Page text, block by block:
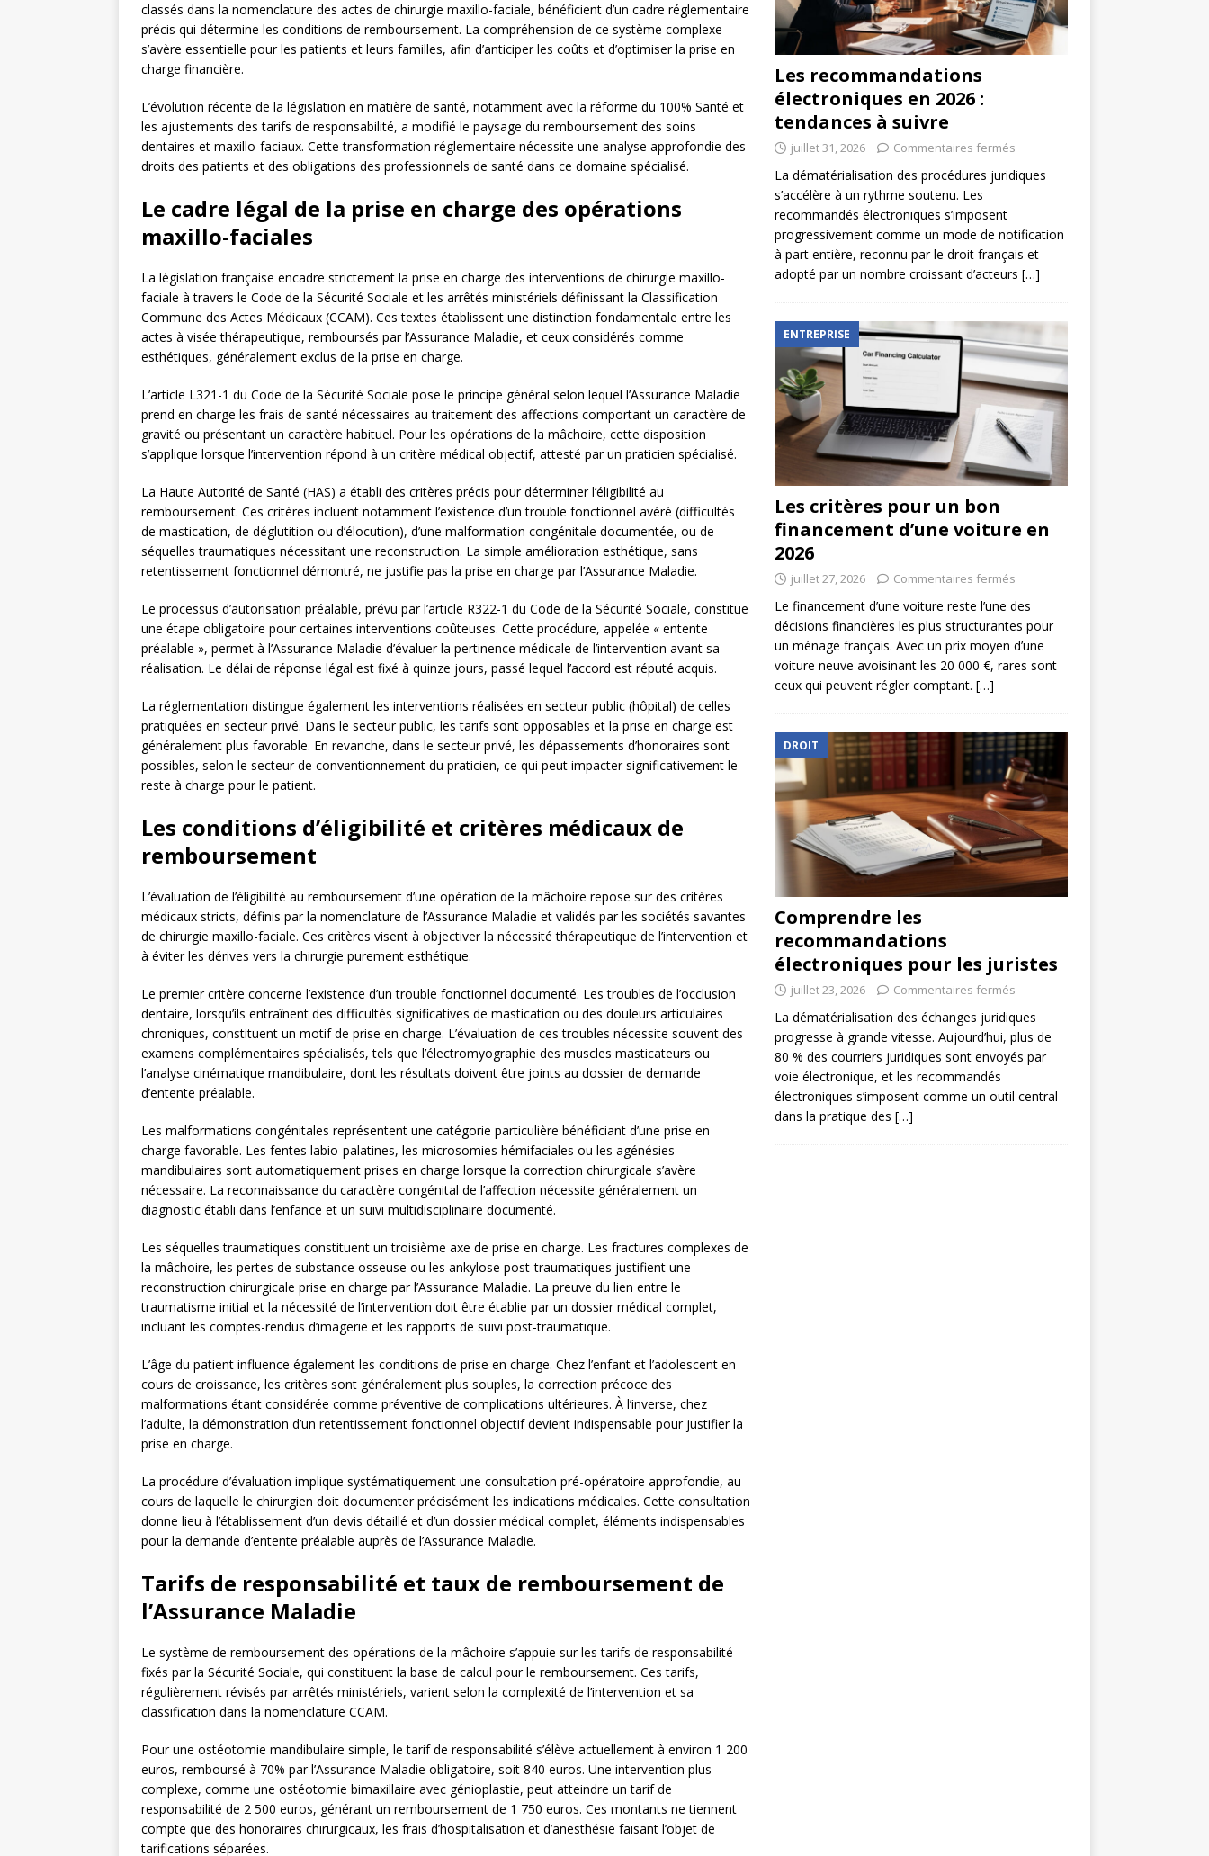
classés dans la nomenclature des actes de chirurgie maxillo-faciale, bénéficient d’un cadre réglementaire
précis qui détermine les conditions de remboursement. La compréhension de ce système complexe
s’avère essentielle pour les patients et leurs familles, afin d’anticiper les coûts et d’optimiser la prise en
charge financière.
L’évolution récente de la législation en matière de santé, notamment avec la réforme du 100% Santé et
les ajustements des tarifs de responsabilité, a modifié le paysage du remboursement des soins
dentaires et maxillo-faciaux. Cette transformation réglementaire nécessite une analyse approfondie des
droits des patients et des obligations des professionnels de santé dans ce domaine spécialisé.
Le cadre légal de la prise en charge des opérations
maxillo-faciales
La législation française encadre strictement la prise en charge des interventions de chirurgie maxillo-
faciale à travers le Code de la Sécurité Sociale et les arrêtés ministériels définissant la Classification
Commune des Actes Médicaux (CCAM). Ces textes établissent une distinction fondamentale entre les
actes à visée thérapeutique, remboursés par l’Assurance Maladie, et ceux considérés comme
esthétiques, généralement exclus de la prise en charge.
L’article L321-1 du Code de la Sécurité Sociale pose le principe général selon lequel l’Assurance Maladie
prend en charge les frais de santé nécessaires au traitement des affections comportant un caractère de
gravité ou présentant un caractère habituel. Pour les opérations de la mâchoire, cette disposition
s’applique lorsque l’intervention répond à un critère médical objectif, attesté par un praticien spécialisé.
La Haute Autorité de Santé (HAS) a établi des critères précis pour déterminer l’éligibilité au
remboursement. Ces critères incluent notamment l’existence d’un trouble fonctionnel avéré (difficultés
de mastication, de déglutition ou d’élocution), d’une malformation congénitale documentée, ou de
séquelles traumatiques nécessitant une reconstruction. La simple amélioration esthétique, sans
retentissement fonctionnel démontré, ne justifie pas la prise en charge par l’Assurance Maladie.
Le processus d’autorisation préalable, prévu par l’article R322-1 du Code de la Sécurité Sociale, constitue
une étape obligatoire pour certaines interventions coûteuses. Cette procédure, appelée « entente
préalable », permet à l’Assurance Maladie d’évaluer la pertinence médicale de l’intervention avant sa
réalisation. Le délai de réponse légal est fixé à quinze jours, passé lequel l’accord est réputé acquis.
La réglementation distingue également les interventions réalisées en secteur public (hôpital) de celles
pratiquées en secteur privé. Dans le secteur public, les tarifs sont opposables et la prise en charge est
généralement plus favorable. En revanche, dans le secteur privé, les dépassements d’honoraires sont
possibles, selon le secteur de conventionnement du praticien, ce qui peut impacter significativement le
reste à charge pour le patient.
Les conditions d’éligibilité et critères médicaux de
remboursement
L’évaluation de l’éligibilité au remboursement d’une opération de la mâchoire repose sur des critères
médicaux stricts, définis par la nomenclature de l’Assurance Maladie et validés par les sociétés savantes
de chirurgie maxillo-faciale. Ces critères visent à objectiver la nécessité thérapeutique de l’intervention et
à éviter les dérives vers la chirurgie purement esthétique.
Le premier critère concerne l’existence d’un trouble fonctionnel documenté. Les troubles de l’occlusion
dentaire, lorsqu’ils entraînent des difficultés significatives de mastication ou des douleurs articulaires
chroniques, constituent un motif de prise en charge. L’évaluation de ces troubles nécessite souvent des
examens complémentaires spécialisés, tels que l’électromyographie des muscles masticateurs ou
l’analyse cinématique mandibulaire, dont les résultats doivent être joints au dossier de demande
d’entente préalable.
Les malformations congénitales représentent une catégorie particulière bénéficiant d’une prise en
charge favorable. Les fentes labio-palatines, les microsomies hémifaciales ou les agénésies
mandibulaires sont automatiquement prises en charge lorsque la correction chirurgicale s’avère
nécessaire. La reconnaissance du caractère congénital de l’affection nécessite généralement un
diagnostic établi dans l’enfance et un suivi multidisciplinaire documenté.
Les séquelles traumatiques constituent un troisième axe de prise en charge. Les fractures complexes de
la mâchoire, les pertes de substance osseuse ou les ankylose post-traumatiques justifient une
reconstruction chirurgicale prise en charge par l’Assurance Maladie. La preuve du lien entre le
traumatisme initial et la nécessité de l’intervention doit être établie par un dossier médical complet,
incluant les comptes-rendus d’imagerie et les rapports de suivi post-traumatique.
L’âge du patient influence également les conditions de prise en charge. Chez l’enfant et l’adolescent en
cours de croissance, les critères sont généralement plus souples, la correction précoce des
malformations étant considérée comme préventive de complications ultérieures. À l’inverse, chez
l’adulte, la démonstration d’un retentissement fonctionnel objectif devient indispensable pour justifier la
prise en charge.
La procédure d’évaluation implique systématiquement une consultation pré-opératoire approfondie, au
cours de laquelle le chirurgien doit documenter précisément les indications médicales. Cette consultation
donne lieu à l’établissement d’un devis détaillé et d’un dossier médical complet, éléments indispensables
pour la demande d’entente préalable auprès de l’Assurance Maladie.
Tarifs de responsabilité et taux de remboursement de
l’Assurance Maladie
Le système de remboursement des opérations de la mâchoire s’appuie sur les tarifs de responsabilité
fixés par la Sécurité Sociale, qui constituent la base de calcul pour le remboursement. Ces tarifs,
régulièrement révisés par arrêtés ministériels, varient selon la complexité de l’intervention et sa
classification dans la nomenclature CCAM.
Pour une ostéotomie mandibulaire simple, le tarif de responsabilité s’élève actuellement à environ 1 200
euros, remboursé à 70% par l’Assurance Maladie obligatoire, soit 840 euros. Une intervention plus
complexe, comme une ostéotomie bimaxillaire avec génioplastie, peut atteindre un tarif de
responsabilité de 2 500 euros, générant un remboursement de 1 750 euros. Ces montants ne tiennent
compte que des honoraires chirurgicaux, les frais d’hospitalisation et d’anesthésie faisant l’objet de
tarifications séparées.
Les recommandations
électroniques en 2026 :
tendances à suivre
juillet 31, 2026 Commentaires fermés
La dématérialisation des procédures juridiques
s’accélère à un rythme soutenu. Les
recommandés électroniques s’imposent
progressivement comme un mode de notification
à part entière, reconnu par le droit français et
adopté par un nombre croissant d’acteurs […]
ENTREPRISE
Les critères pour un bon
financement d’une voiture en
2026
juillet 27, 2026 Commentaires fermés
Le financement d’une voiture reste l’une des
décisions financières les plus structurantes pour
un ménage français. Avec un prix moyen d’une
voiture neuve avoisinant les 20 000 €, rares sont
ceux qui peuvent régler comptant. […]
DROIT
Comprendre les
recommandations
électroniques pour les juristes
juillet 23, 2026 Commentaires fermés
La dématérialisation des échanges juridiques
progresse à grande vitesse. Aujourd’hui, plus de
80 % des courriers juridiques sont envoyés par
voie électronique, et les recommandés
électroniques s’imposent comme un outil central
dans la pratique des […]